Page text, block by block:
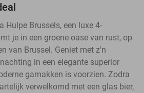
Hulpe Brussels, een luxe 4-
je in een groene oase van rust, op
van Brussel. Geniet met z'n
in een elegante superior
gamakken is voorzien. Zodra
verwelkomd met een glas bier,